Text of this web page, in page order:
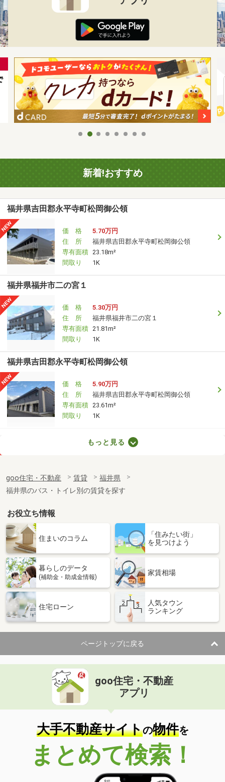
新着!おすすめ
福井県吉田郡永平寺町松岡御公領
価 格
5.70万円
住 所
福井県吉田郡永平寺町松岡御公領
専有面積 23.18m²
間取り
1K
福井県福井市二の宮１
価 格
5.30万円
住 所
福井県福井市二の宮１
専有面積 21.81m²
間取り
1K
福井県吉田郡永平寺町松岡御公領
価 格
5.90万円
住 所
福井県吉田郡永平寺町松岡御公領
専有面積 23.61m²
間取り
1K
専有面積
23.18m²
間取り
1K
福井県吉田郡永平寺町松岡御公領
価 格
福井県吉田郡永平寺町松岡御公領
専有面積 23.18m²
間取り
福井県福井市東森田２
住 所
福井県福井市東森田２
専有面積 60.95m²
間取り
2LDK
福井県越前市北府２
価 格
住 所
福井県越前市北府２
専有面積 21.81m²
間取り
1K
福井県越前市瓜生町
価 格
5.90万円
福井県越前市瓜生町
もっと見る
goo住宅・不動産 賃貸
福井県
福井県のバス・トイレ別の賃貸を探す
お役立ち情報
住まいのコラム
「住みたい街」
を見つけよう
暮らしのデータ
(補助金・助成金情報)
家賃相場
住宅ローン
人気タウン
ランキング
ページトップに戻る
goo住宅・不動産
アプリ
大手不動産サイトの物件を
まとめて検索！